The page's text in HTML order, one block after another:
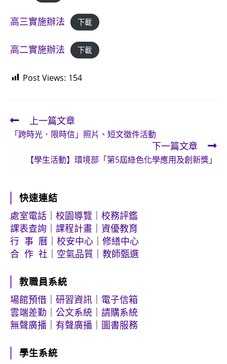
高三實施辦法 下載
高二實施辦法 下載
Post Views: 154
Read
more
articles
上一篇文章
「跨時光．限時信」照片、短文徵件活動
下一篇文章
【學生活動】環境部「第5屆綠色化學應用及創新獎」
快速連結
處室電話
校園導覽
校務評鑑
課表查詢
課程計畫
資優教育
行 事 曆
校安中心
修繕中心
合 作 社
空氣品質 教師甄選
教職員系統
場館預借
研習資訊
電子信箱
雲端差勤
公文系統
請購系統
無聲廣播
有聲廣播 圖書服務
學生系統